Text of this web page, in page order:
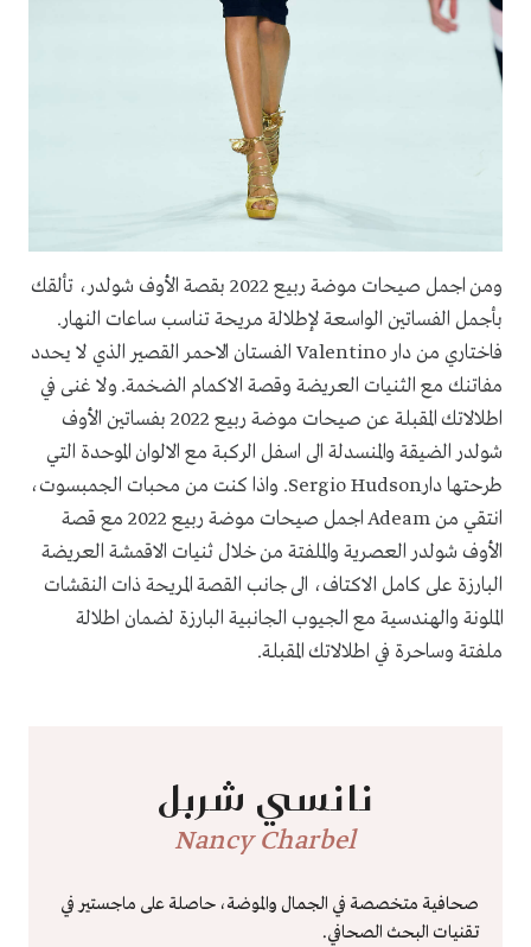
ومن اجمل صيحات موضة ربيع 2022 بقصة الأوف شولدر، تألقك
بأجمل الفساتين الواسعة لإطلالة مريحة تناسب ساعات النهار.
فاختاري من دارValentinoالفستان الاحمر القصير الذي لا يحدد
مفاتنك مع الثنيات العريضة وقصة الاكمام الضخمة. ولا غنى في
اطلالاتك المقبلة عن
صيحات موضة ربيع 2022 بفساتين الأوف
شولدر الضيقة والمنسدلة الى اسفل الركبة مع الالوان الموحدة التي
طرحتهادارSergio Hudson. واذا كنت من محبات الجمبسوت،
انتقي منAdeamاجمل
صيحات موضة ربيع 2022 مع قصة
الأوف شولدر العصرية والملفتة من خلال ثنيات الاقمشة العريضة
البارزة على كامل الاكتاف، الى جانب القصة المريحة ذات النقشات
الملونة والهندسية مع الجيوب الجانبية البارزة لضمان اطلالة
ملفتة وساحرة في اطلالاتك المقبلة.
نانسي شربل
Nancy Charbel
صحافية متخصصة في الجمال والموضة، حاصلة على ماجستير في
تقنيات البحث الصحافي.